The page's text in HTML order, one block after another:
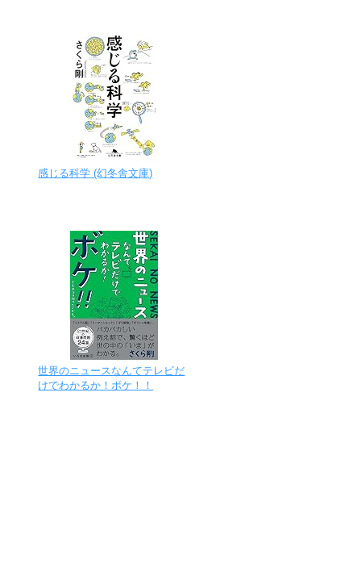
感じる科学 (幻冬舎文庫)
世界のニュースなんてテレビだ
けでわかるか！ボケ！！